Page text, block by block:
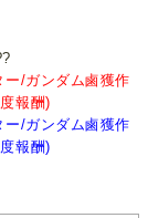
/ガンダム鹵獲作
報酬)
/ガンダム鹵獲作
報酬)